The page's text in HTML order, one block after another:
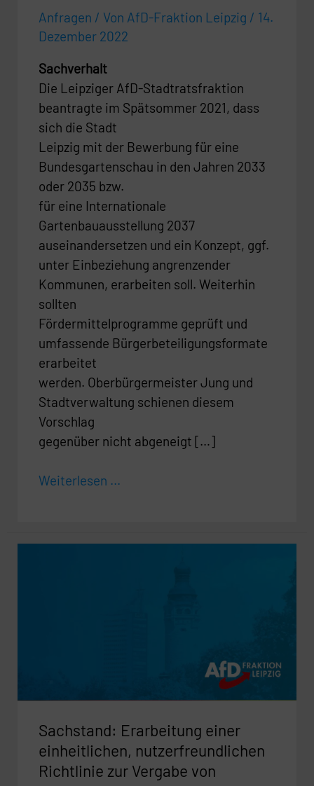
Anfragen / Von AfD-Fraktion Leipzig / 14.
Dezember 2022
Sachverhalt
Die Leipziger AfD-Stadtratsfraktion
beantragte im Spätsommer 2021, dass
sich die Stadt
Leipzig mit der Bewerbung für eine
Bundesgartenschau in den Jahren 2033
oder 2035 bzw.
für eine Internationale
Gartenbauausstellung 2037
auseinandersetzen und ein Konzept, ggf.
unter Einbeziehung angrenzender
Kommunen, erarbeiten soll. Weiterhin
sollten
Fördermittelprogramme geprüft und
umfassende Bürgerbeteiligungsformate
erarbeitet
werden. Oberbürgermeister Jung und
Stadtverwaltung schienen diesem
Vorschlag
gegenüber nicht abgeneigt […]
Weiterlesen ...
Sachstand: Erarbeitung einer
einheitlichen, nutzerfreundlichen
Richtlinie zur Vergabe von
Brauchtumsmitteln
in
den